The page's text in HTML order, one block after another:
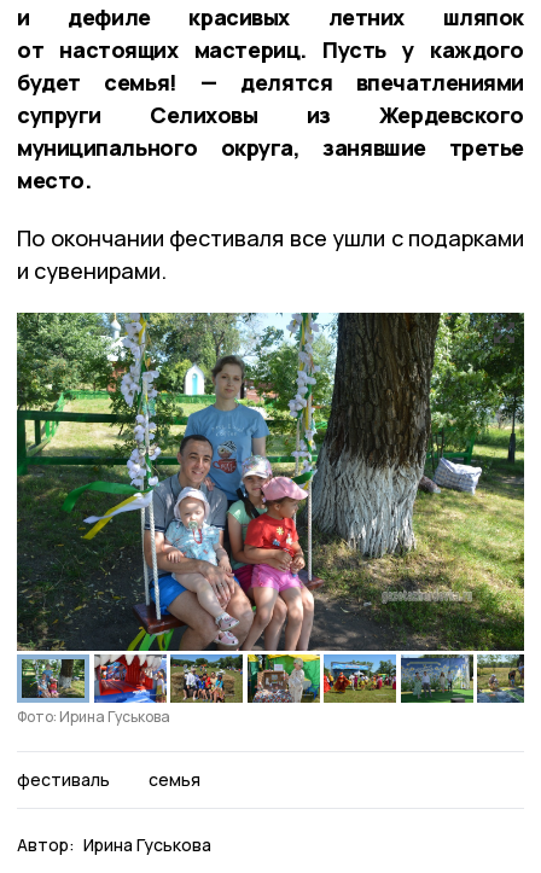
и дефиле красивых летних шляпок
от настоящих мастериц. Пусть у каждого
будет семья! — делятся впечатлениями
супруги Селиховы из Жердевского
муниципального округа, занявшие третье
место.
По окончании фестиваля все ушли с подарками
и сувенирами.
Фото: Ирина Гуськова
фестиваль семья
Автор: Ирина Гуськова